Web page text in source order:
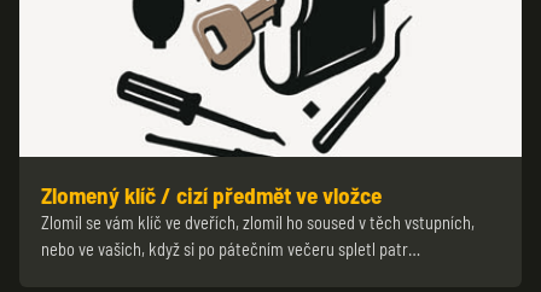
Zlomený klíč / cizí předmět ve vložce
Zlomil se vám klíč ve dveřích, zlomil ho soused v těch vstupních,
nebo ve vašich, když si po pátečním večeru spletl patr…